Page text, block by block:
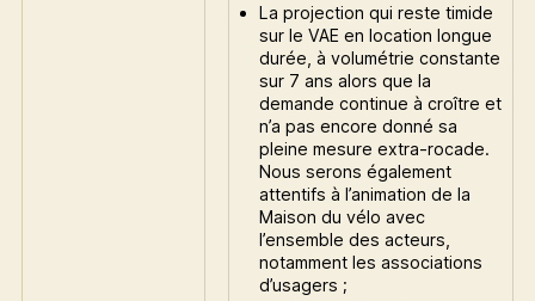
La projection qui reste timide
sur le VAE en location longue
durée, à volumétrie constante
sur 7 ans alors que la
demande continue à croître et
n’a pas encore donné sa
pleine mesure extra-rocade.
Nous serons également
attentifs à l’animation de la
Maison du vélo avec
l’ensemble des acteurs,
notamment les associations
d’usagers ;